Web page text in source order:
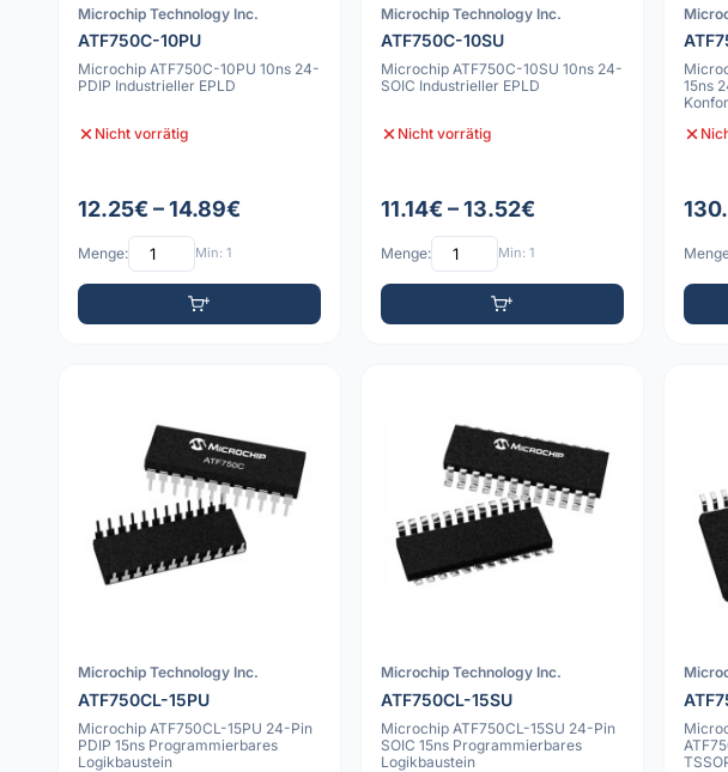
Microchip Technology Inc.
ATF750C-10PU
Microchip ATF750C-10PU 10ns 24-
PDIP Industrieller EPLD
Nicht vorrätig
12.25€ – 14.89€
Menge: Min: 1
Microchip Technology Inc.
ATF750C-10SU
Microchip ATF750C-10SU 10ns 24-
SOIC Industrieller EPLD
Nicht vorrätig
11.14€ – 13.52€
Menge: Min: 1
15ns
Microchip Technology Inc.
ATF750CL-15PU
Microchip ATF750CL-15PU 24-Pin
PDIP 15ns Programmierbares
Logikbaustein
Microchip Technology Inc.
ATF750CL-15SU
Microchip ATF750CL-15SU 24-Pin
SOIC 15ns Programmierbares
Logikbaustein